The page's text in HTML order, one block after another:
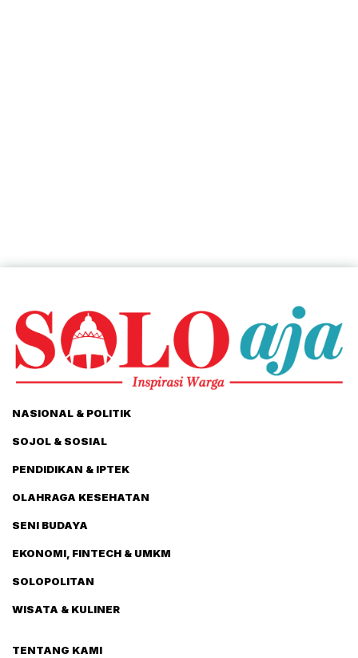
NASIONAL & POLITIK
SOJOL & SOSIAL
PENDIDIKAN & IPTEK
OLAHRAGA KESEHATAN
SENI BUDAYA
EKONOMI, FINTECH & UMKM
SOLOPOLITAN
WISATA & KULINER
TENTANG KAMI